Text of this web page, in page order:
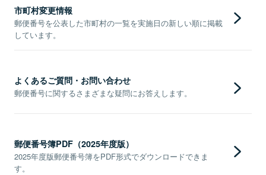
市町村変更情報
郵便番号を公表した市町村の一覧を実施日の新しい順に掲載
しています。
よくあるご質問・お問い合わせ
郵便番号に関するさまざまな疑問にお答えします。
郵便番号簿PDF（2025年度版）
2025年度版郵便番号簿をPDF形式でダウンロードできま
す。